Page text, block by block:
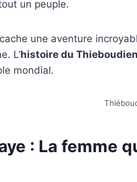
un peuple.
une aventure
L’histoire du
mondial.
: La femme